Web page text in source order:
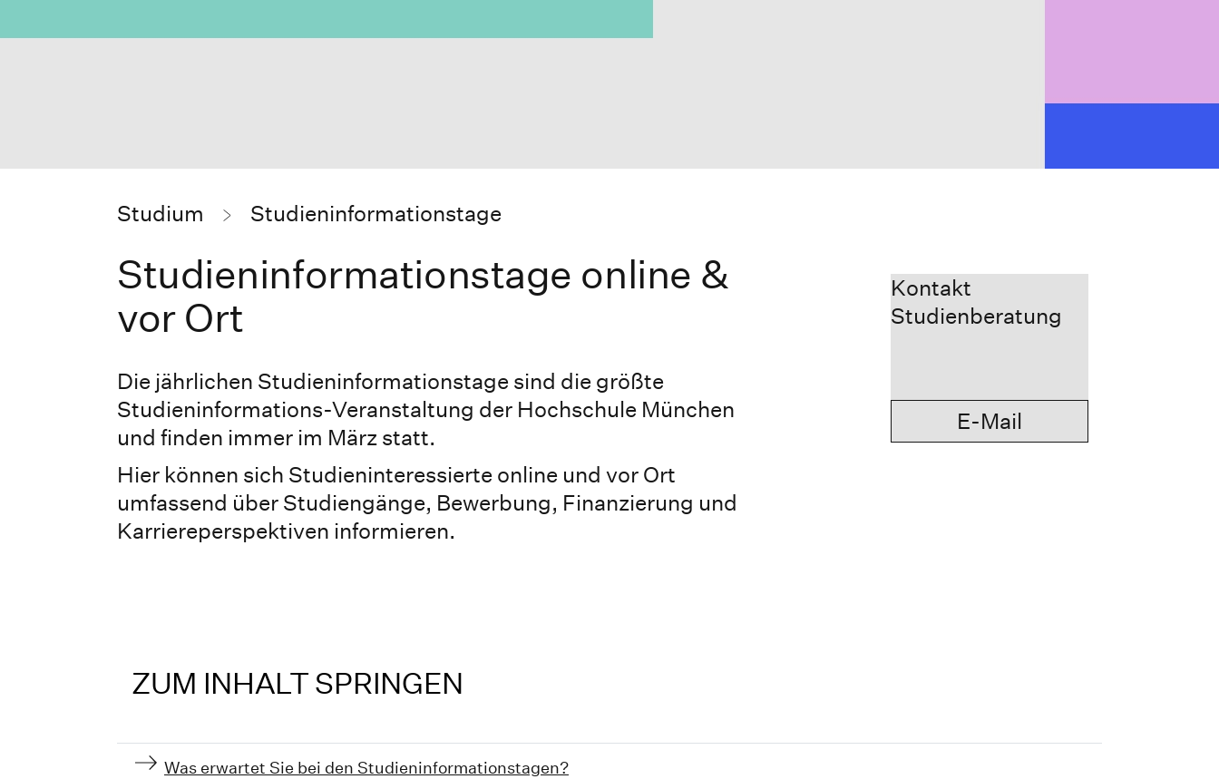
Studium Studieninformationstage
Studieninformationstage online &
vor Ort
Die jährlichen Studieninformationstage sind die größte
Studieninformations-Veranstaltung der Hochschule München
und finden immer im März statt.
Hier können sich Studieninteressierte online und vor Ort
umfassend über Studiengänge, Bewerbung, Finanzierung und
Karriereperspektiven informieren.
Kontakt
Studienberatung
E-Mail
ZUM INHALT SPRINGEN
Was erwartet Sie bei den Studieninformationstagen?